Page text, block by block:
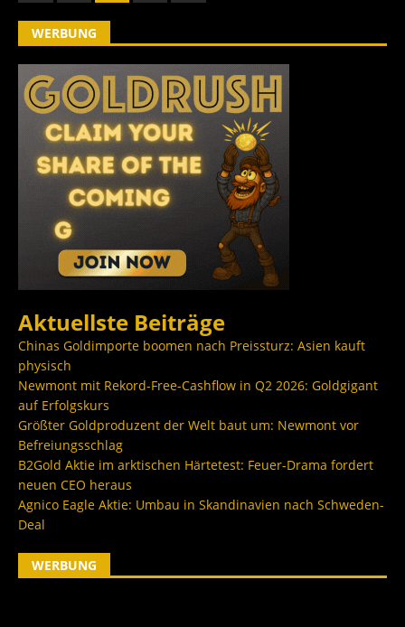
WERBUNG
Aktuellste Beiträge
Chinas Goldimporte boomen nach Preissturz: Asien kauft
physisch
Newmont mit Rekord-Free-Cashflow in Q2 2026: Goldgigant
auf Erfolgskurs
Größter Goldproduzent der Welt baut um: Newmont vor
Befreiungsschlag
B2Gold Aktie im arktischen Härtetest: Feuer-Drama fordert
neuen CEO heraus
Agnico Eagle Aktie: Umbau in Skandinavien nach Schweden-
Deal
WERBUNG